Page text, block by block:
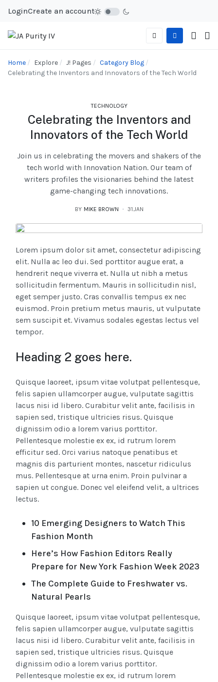
LoginCreate an account
Home Explore J! Pages
Category Blog
Celebrating the Inventors and Innovators of the Tech World
TECHNOLOGY
Celebrating the Inventors and
Innovators of the Tech World
Join us in celebrating the movers and shakers of the
tech world with Innovation Nation. Our team of
writers profiles the visionaries behind the latest
game-changing tech innovations.
BY MIKE BROWN 31.JAN
Lorem ipsum dolor sit amet, consectetur adipiscing
elit. Nulla ac leo dui. Sed porttitor augue erat, a
hendrerit neque viverra et. Nulla ut nibh a metus
sollicitudin fermentum. Mauris in sollicitudin nisl,
eget semper justo. Cras convallis tempus ex nec
euismod. Proin pretium metus mauris, ut vulputate
sem suscipit et. Vivamus sodales egestas lectus vel
tempor.
Heading 2 goes here.
Quisque laoreet, ipsum vitae volutpat pellentesque,
felis sapien ullamcorper augue, vulputate sagittis
lacus nisi id libero. Curabitur velit ante, facilisis in
sapien sed, tristique ultricies risus. Quisque
dignissim odio a lorem varius porttitor.
Pellentesque molestie ex ex, id rutrum lorem
efficitur sed. Orci varius natoque penatibus et
magnis dis parturient montes, nascetur ridiculus
mus. Pellentesque at urna enim. Proin pulvinar a
sapien ut congue. Donec vel eleifend velit, a ultrices
lectus.
10 Emerging Designers to Watch This
Fashion Month
Here’s How Fashion Editors Really
Prepare for New York Fashion Week 2023
The Complete Guide to Freshwater vs.
Natural Pearls
Quisque laoreet, ipsum vitae volutpat pellentesque,
felis sapien ullamcorper augue, vulputate sagittis
lacus nisi id libero. Curabitur velit ante, facilisis in
sapien sed, tristique ultricies risus. Quisque
dignissim odio a lorem varius porttitor.
Pellentesque molestie ex ex, id rutrum lorem